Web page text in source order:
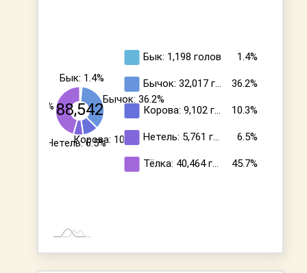
Бык: 1.4%
Бычок: 36.2%
Корова: 10.3%
Нетель: 6.5%
45.7% 88,542
Бык: 1,198 голов 1.4%
Бычок: 32,017 г… 36.2%
Корова: 9,102 г… 10.3%
Нетель: 5,761 г… 6.5%
Тёлка: 40,464г… 45.7%